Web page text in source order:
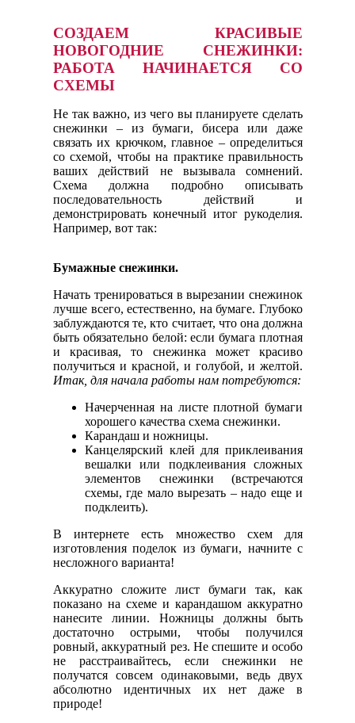
СОЗДАЕМ КРАСИВЫЕ
НОВОГОДНИЕ СНЕЖИНКИ:
РАБОТА НАЧИНАЕТСЯ СО
СХЕМЫ
Не так важно, из чего вы планируете сделать
снежинки – из бумаги, бисера или даже
связать их крючком, главное – определиться
со схемой, чтобы на практике правильность
ваших действий не вызывала сомнений.
Схема должна подробно описывать
последовательность действий и
демонстрировать конечный итог рукоделия.
Например, вот так:
Бумажные снежинки.
Начать тренироваться в вырезании снежинок
лучше всего, естественно, на бумаге. Глубоко
заблуждаются те, кто считает, что она должна
быть обязательно белой: если бумага плотная
и красивая, то снежинка может красиво
получиться и красной, и голубой, и желтой.
Итак, для начала работы нам потребуются:
Начерченная на листе плотной бумаги
хорошего качества схема снежинки.
Карандаш и ножницы.
Канцелярский клей для приклеивания
вешалки или подклеивания сложных
элементов снежинки (встречаются
схемы, где мало вырезать – надо еще и
подклеить).
В интернете есть множество схем для
изготовления поделок из бумаги, начните с
несложного варианта!
Аккуратно сложите лист бумаги так, как
показано на схеме и карандашом аккуратно
нанесите линии. Ножницы должны быть
достаточно острыми, чтобы получился
ровный, аккуратный рез. Не спешите и особо
не расстраивайтесь, если снежинки не
получатся совсем одинаковыми, ведь двух
абсолютно идентичных их нет даже в
природе!